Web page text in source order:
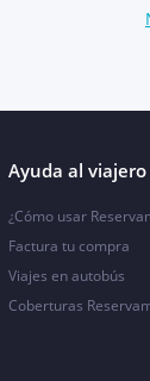
Ayuda al viajero
¿Cómo usar
Factura tu compra
Viajes en autobús
Coberturas